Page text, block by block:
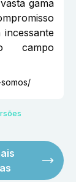
gama
campo